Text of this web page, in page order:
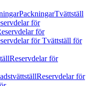
PackningarTvättställ
för
för
för Tvättställ för
Reservdelar för
Reservdelar för